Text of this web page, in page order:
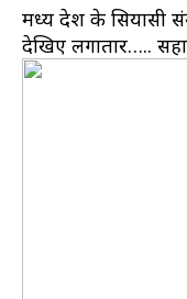
मध्य प्रदेश के
देखिए लगातार…..